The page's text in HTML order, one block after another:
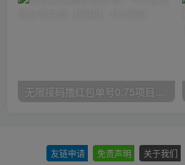
无限接码撸红包单号0.75项目无偿分享给你【揭秘】
友链申请 免责声明 关于我们